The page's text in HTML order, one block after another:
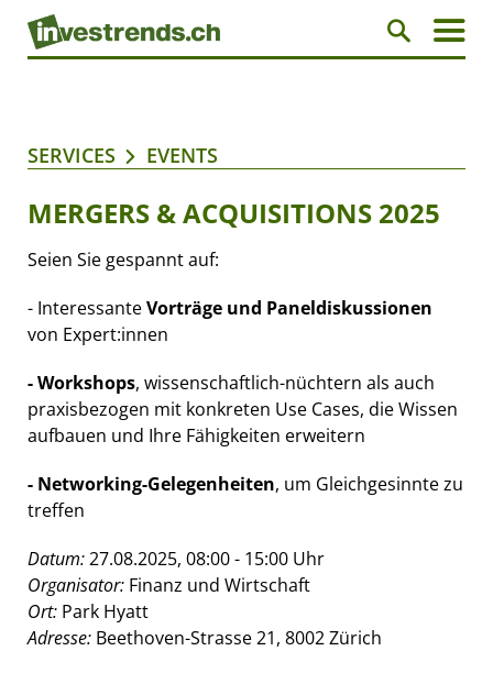
SERVICES EVENTS
MERGERS & ACQUISITIONS 2025
Seien Sie gespannt auf:
- InteressanteVorträge und Paneldiskussionen
von Expert:innen
- Workshops, wissenschaftlich-nüchtern als auch
praxisbezogen mit konkreten Use Cases, die Wissen
aufbauen und Ihre Fähigkeiten erweitern
- Networking-Gelegenheiten, um Gleichgesinnte zu
treffen
Datum:27.08.2025, 08:00 - 15:00 Uhr
Organisator: Finanz und Wirtschaft
Ort: Park Hyatt
Adresse: Beethoven-Strasse 21, 8002 Zürich